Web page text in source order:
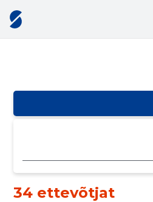
34 ettevõtjat